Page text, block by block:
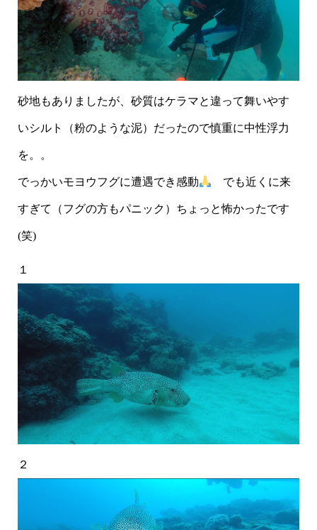
砂地もありましたが、砂質はケラマと違って舞いやす
いシルト（粉のような泥）だったので慎重に中性浮力
を。。
でっかいモヨウフグに遭遇でき感動 でも近くに来
すぎて（フグの方もパニック）ちょっと怖かったです
(笑)
１
２